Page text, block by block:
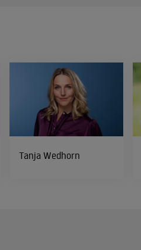
Tanja Wedhorn